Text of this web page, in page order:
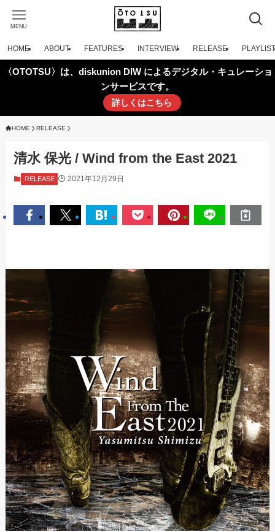
MENU
HOME ABOUT FEATURES INTERVIEW RELEASE PLAYLIST
〈OTOTSU〉は、diskunion DIW によるデジタル・キュレーショ
ンサービスです。
詳しくはこちら
HOME RELEASE
清水 保光 / Wind from the East 2021
RELEASE 2021年12月29日